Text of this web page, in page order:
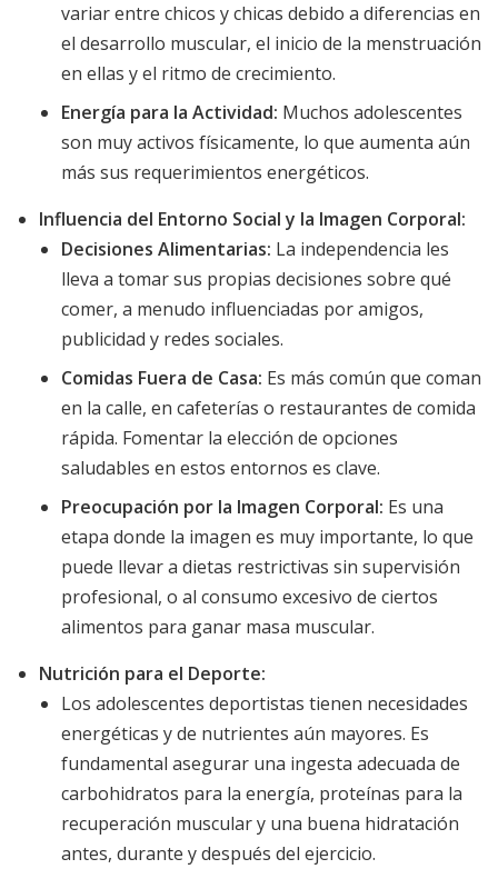
variar entre chicos y chicas debido a diferencias en
el desarrollo muscular, el inicio de la menstruación
en ellas y el ritmo de crecimiento.
Energía para la Actividad: Muchos adolescentes
son muy activos físicamente, lo que aumenta aún
más sus requerimientos energéticos.
Influencia del Entorno Social y la Imagen Corporal:
Decisiones Alimentarias: La independencia les
lleva a tomar sus propias decisiones sobre qué
comer, a menudo influenciadas por amigos,
publicidad y redes sociales.
Comidas Fuera de Casa: Es más común que coman
en la calle, en cafeterías o restaurantes de comida
rápida. Fomentar la elección de opciones
saludables en estos entornos es clave.
Preocupación por la Imagen Corporal: Es una
etapa donde la imagen es muy importante, lo que
puede llevar a dietas restrictivas sin supervisión
profesional, o al consumo excesivo de ciertos
alimentos para ganar masa muscular.
Nutrición para el Deporte:
Los adolescentes deportistas tienen necesidades
energéticas y de nutrientes aún mayores. Es
fundamental asegurar una ingesta adecuada de
carbohidratos para la energía, proteínas para la
recuperación muscular y una buena hidratación
antes, durante y después del ejercicio.